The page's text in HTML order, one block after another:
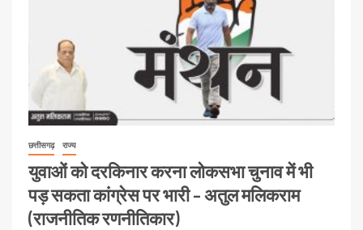
छत्तीसगढ़ राज्य
युवाओं को दरकिनार करना लोकसभा चुनाव में भी
पड़ सकता कांग्रेस पर भारी – अतुल मलिकराम
(राजनीतिक रणनीतिकार)